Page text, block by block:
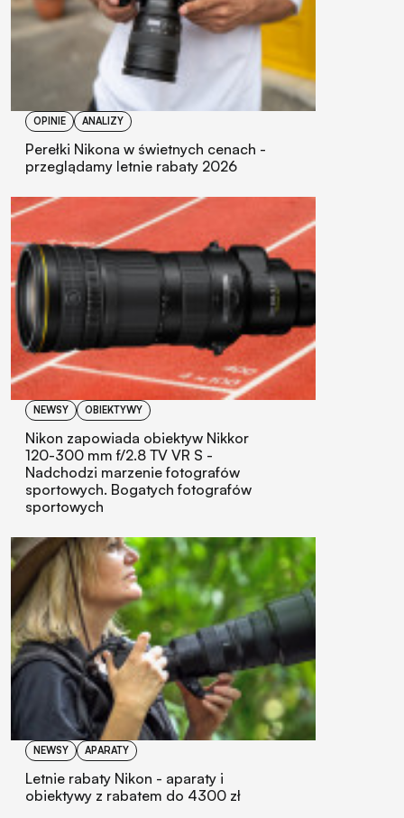
OPINIE ANALIZY
Perełki Nikona w świetnych cenach -
przeglądamy letnie rabaty 2026
NEWSY OBIEKTYWY
Nikon zapowiada obiektyw Nikkor
120-300 mm f/2.8 TV VR S -
Nadchodzi marzenie fotografów
sportowych. Bogatych fotografów
sportowych
NEWSY APARATY
Letnie rabaty Nikon - aparaty i
obiektywy z rabatem do 4300 zł